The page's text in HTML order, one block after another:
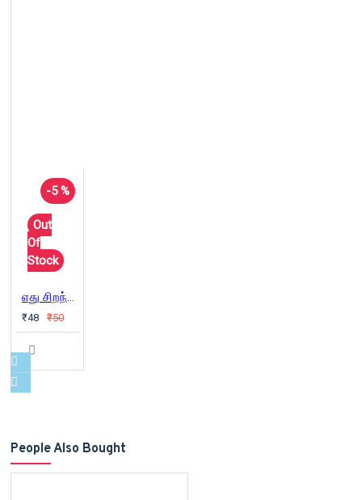
-5 %
Out
Of
Stock
எது சிறந்த உணவு
₹48 ₹50
People Also Bought